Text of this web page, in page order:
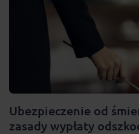
Ubezpieczenie od
zasady wypłaty